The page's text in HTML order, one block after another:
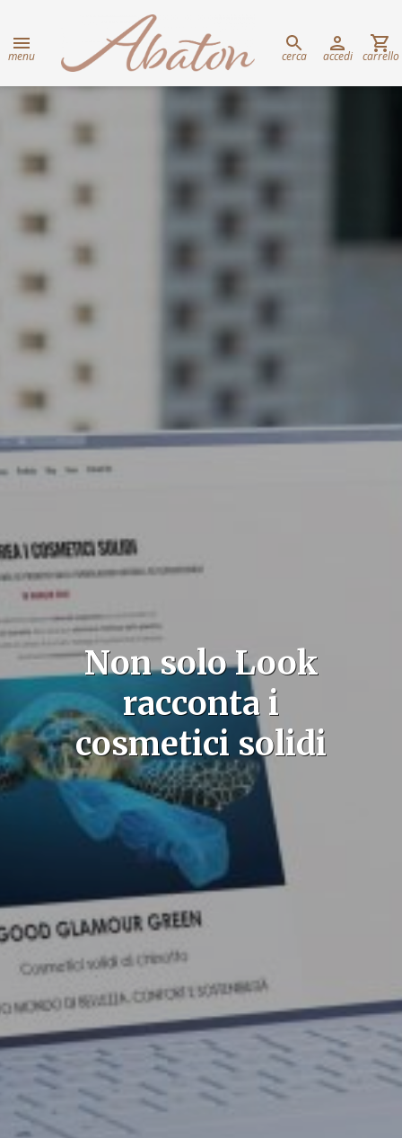
menu cerca accedi carrello
Non solo Look
racconta i
cosmetici solidi